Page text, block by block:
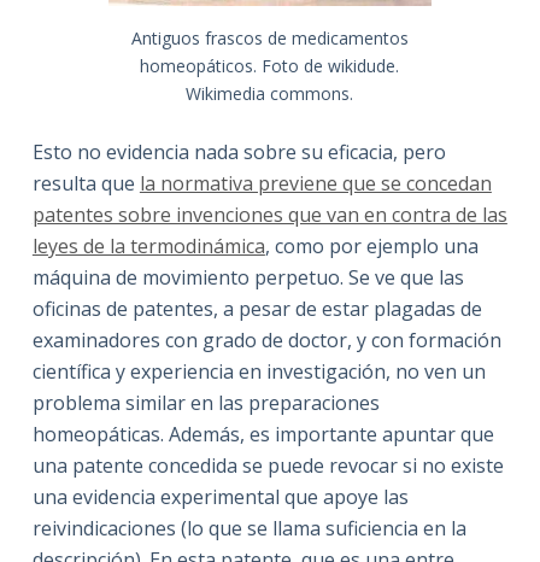
Antiguos frascos de medicamentos
homeopáticos. Foto de wikidude.
Wikimedia commons.
Esto no evidencia nada sobre su eficacia, pero
resulta que la normativa previene que se concedan
patentes sobre invenciones que van en contra de las
leyes de la termodinámica, como por ejemplo una
máquina de movimiento perpetuo. Se ve que las
oficinas de patentes, a pesar de estar plagadas de
examinadores con grado de doctor, y con formación
científica y experiencia en investigación, no ven un
problema similar en las preparaciones
homeopáticas. Además, es importante apuntar que
una patente concedida se puede revocar si no existe
una evidencia experimental que apoye las
reivindicaciones (lo que se llama suficiencia en la